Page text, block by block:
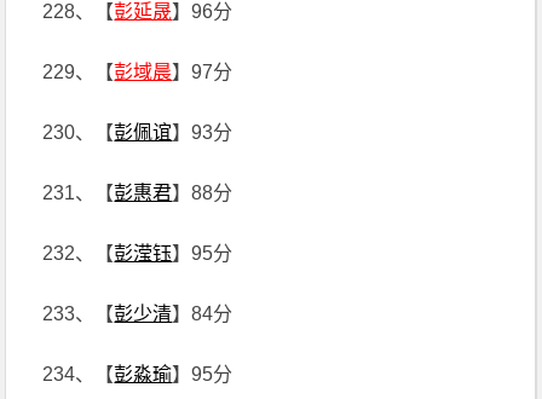
228、【彭延晟】96分
229、【彭域晨】97分
230、【彭佩谊】93分
231、【彭惠君】88分
232、【彭滢钰】95分
233、【彭少清】84分
234、【彭淼瑜】95分